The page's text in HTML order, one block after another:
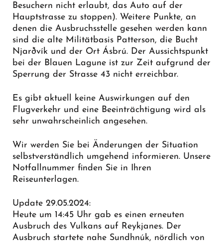
Besuchern nicht erlaubt, das Auto auf der
Hauptstrasse zu stoppen). Weitere Punkte, an
denen die Ausbruchsstelle gesehen werden kann
sind die alte Militätbasis Patterson, die Bucht
Njarðvík und der Ort Ásbrú. Der Aussichtspunkt
bei der Blauen Lagune ist zur Zeit aufgrund der
Sperrung der Strasse 43 nicht erreichbar.
Es gibt aktuell keine Auswirkungen auf den
Flugverkehr und eine Beeinträchtigung wird als
sehr unwahrscheinlich angesehen.
Wir werden Sie bei Änderungen der Situation
selbstverständlich umgehend informieren. Unsere
Notfallnummer finden Sie in Ihren
Reiseunterlagen.
Update 29.05.2024:
Heute um 14:45 Uhr gab es einen erneuten
Ausbruch des Vulkans auf Reykjanes. Der
Ausbruch startete nahe Sundhnúk, nördlich von